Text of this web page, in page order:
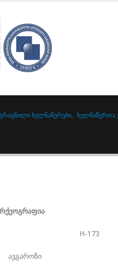
ᲮᲔᲚᲜᲐᲬᲔᲠᲔᲑᲘ, ᲮᲔᲚᲜᲐᲬᲔᲠᲗᲐ
H-173